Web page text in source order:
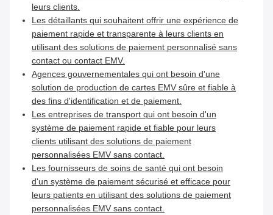
leurs clients.
Les détaillants qui souhaitent offrir une expérience de
paiement rapide et transparente à leurs clients en
utilisant des solutions de paiement personnalisé sans
contact ou contact EMV.
Agences gouvernementales qui ont besoin d'une
solution de production de cartes EMV sûre et fiable à
des fins d'identification et de paiement.
Les entreprises de transport qui ont besoin d'un
système de paiement rapide et fiable pour leurs
clients utilisant des solutions de paiement
personnalisées EMV sans contact.
Les fournisseurs de soins de santé qui ont besoin
d'un système de paiement sécurisé et efficace pour
leurs patients en utilisant des solutions de paiement
personnalisées EMV sans contact.